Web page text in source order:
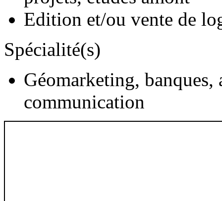
Edition et/ou vente de
Spécialité(s)
Géomarketing, banques,
communication